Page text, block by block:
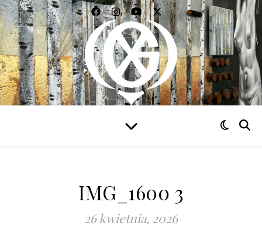
WIDZIEĆ WSZYSTKO
IMG_1600 3
26 kwietnia, 2026